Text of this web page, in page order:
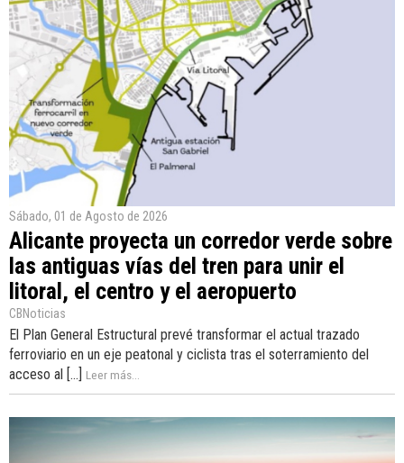
Sábado, 01 de Agosto de 2026
Alicante proyecta un corredor verde sobre
las antiguas vías del tren para unir el
litoral, el centro y el aeropuerto
CBNoticias
El Plan General Estructural prevé transformar el actual trazado
ferroviario en un eje peatonal y ciclista tras el soterramiento del
acceso al [...]
Leer más...